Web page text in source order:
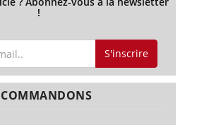
!
S'inscrire